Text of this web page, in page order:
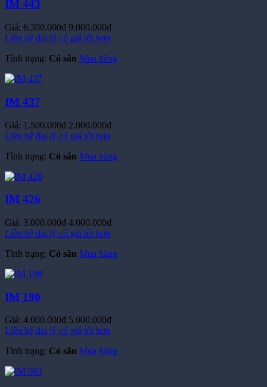
Liên hệ đại lý có giá tốt hơn
Tình trạng:Có sẳn Mua hàng
IM 437
Liên hệ đại lý có giá tốt hơn
Tình trạng:Có sẳn Mua hàng
IM 426
Liên hệ đại lý có giá tốt hơn
Tình trạng:Có sẳn Mua hàng
IM 190
Giá:4.000.000đ
Liên hệ đại lý có giá tốt hơn
Tình trạng:Có sẳn Mua hàng